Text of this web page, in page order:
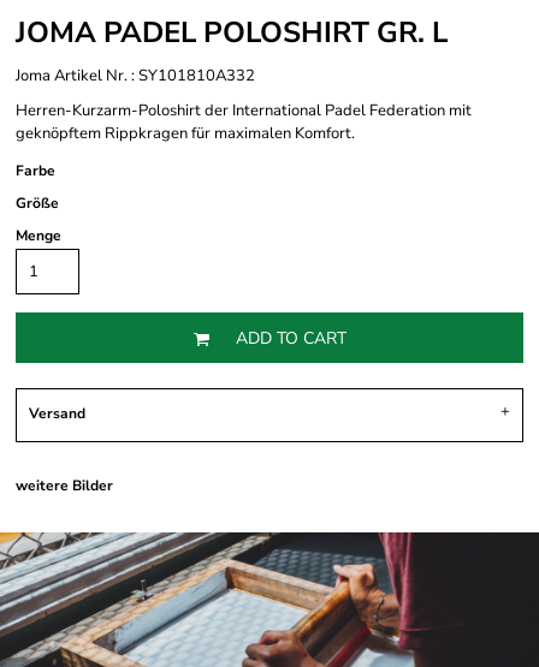
JOMA PADEL POLOSHIRT GR. L
Joma Artikel Nr. : SY101810A332
Herren-Kurzarm-Poloshirt der International Padel Federation mit
geknöpftem Rippkragen für maximalen Komfort.
Farbe
Größe
Menge
ADD TO CART
Versand
weitere Bilder